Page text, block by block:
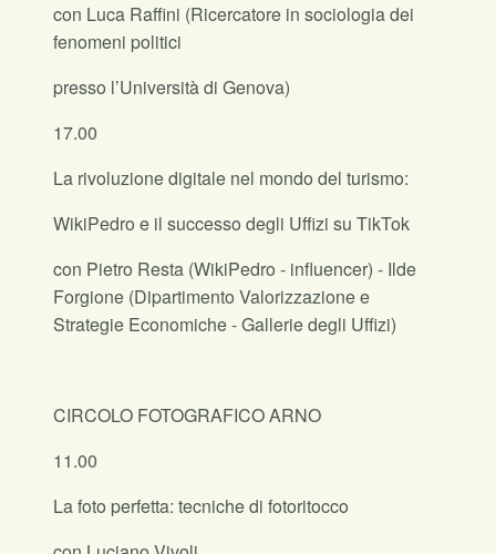
con Luca Raffini (Ricercatore in sociologia dei
fenomeni politici
presso l’Università di Genova)
17.00
La rivoluzione digitale nel mondo del turismo:
WikiPedro e il successo degli Uffizi su TikTok
con Pietro Resta (WikiPedro - influencer) - Ilde
Forgione (Dipartimento Valorizzazione e
Strategie Economiche - Gallerie degli Uffizi)
CIRCOLO FOTOGRAFICO ARNO
11.00
La foto perfetta: tecniche di fotoritocco